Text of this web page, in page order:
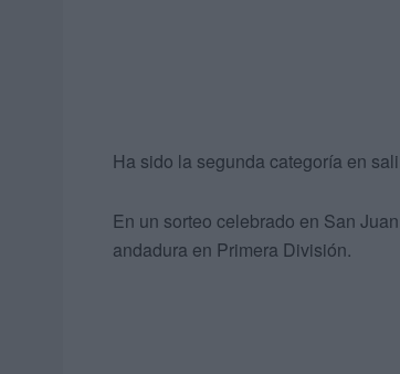
Ha sido la segunda categoría en
En un sorteo celebrado en San
andadura en Primera División.